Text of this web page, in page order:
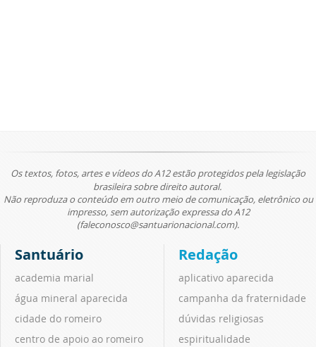
Os textos, fotos, artes e vídeos do A12 estão protegidos pela legislação
brasileira sobre direito autoral.
Não reproduza o conteúdo em outro meio de comunicação, eletrônico ou
impresso, sem autorização expressa do A12
(faleconosco@santuarionacional.com).
Santuário
academia marial
água mineral aparecida
cidade do romeiro
centro de apoio ao romeiro
Redação
aplicativo aparecida
campanha da fraternidade
dúvidas religiosas
espiritualidade